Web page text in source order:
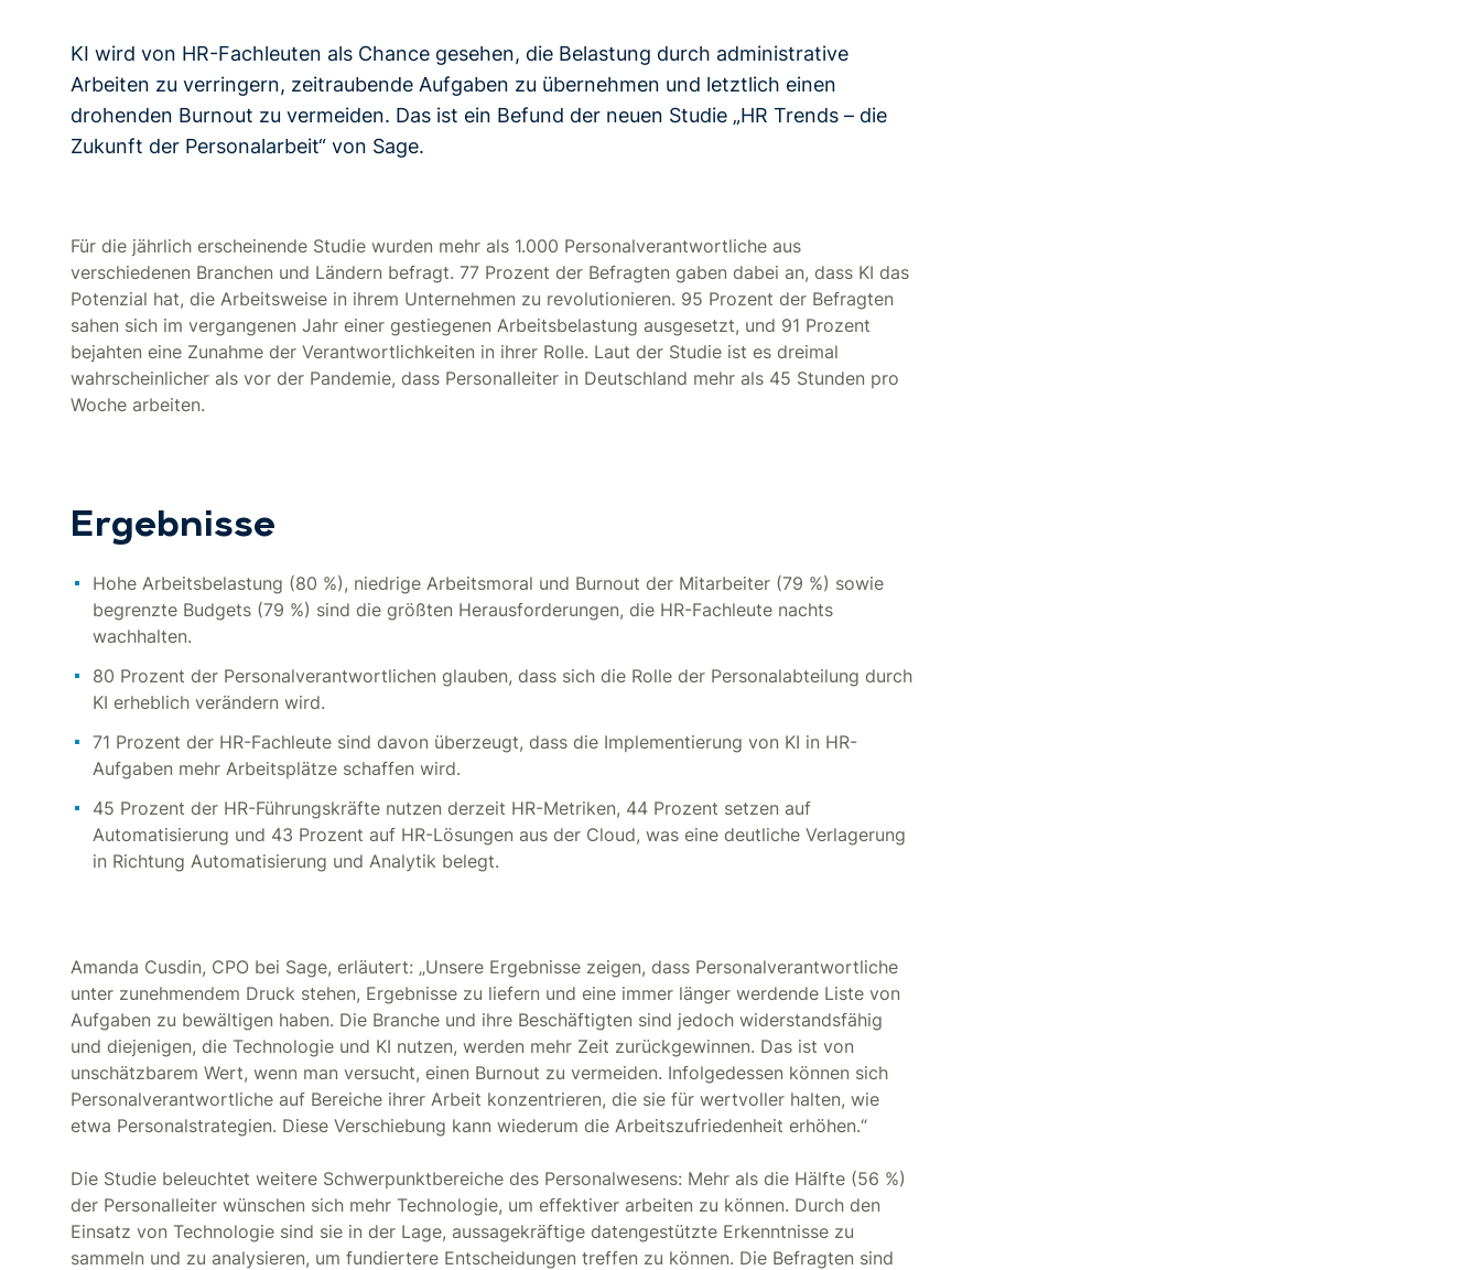
KI wird von HR-Fachleuten als Chance gesehen, die Belastung durch administrative
Arbeiten zu verringern, zeitraubende Aufgaben zu übernehmen und letztlich einen
drohenden Burnout zu vermeiden. Das ist ein Befund der neuen Studie „HR Trends – die
Zukunft der Personalarbeit“ von Sage.
Für die jährlich erscheinende Studie wurden mehr als 1.000 Personalverantwortliche aus
verschiedenen Branchen und Ländern befragt. 77 Prozent der Befragten gaben dabei an, dass KI das
Potenzial hat, die Arbeitsweise in ihrem Unternehmen zu revolutionieren. 95 Prozent der Befragten
sahen sich im vergangenen Jahr einer gestiegenen Arbeitsbelastung ausgesetzt, und 91 Prozent
bejahten eine Zunahme der Verantwortlichkeiten in ihrer Rolle. Laut der Studie ist es dreimal
wahrscheinlicher als vor der Pandemie, dass Personalleiter in Deutschland mehr als 45 Stunden pro
Woche arbeiten.
Ergebnisse
Hohe Arbeitsbelastung (80 %), niedrige Arbeitsmoral und Burnout der Mitarbeiter (79 %) sowie
begrenzte Budgets (79 %) sind die größten Herausforderungen, die HR-Fachleute nachts
wachhalten.
80 Prozent der Personalverantwortlichen glauben, dass sich die Rolle der Personalabteilung durch
KI erheblich verändern wird.
71 Prozent der HR-Fachleute sind davon überzeugt, dass die Implementierung von KI in HR-
Aufgaben mehr Arbeitsplätze schaffen wird.
45 Prozent der HR-Führungskräfte nutzen derzeit HR-Metriken, 44 Prozent setzen auf
Automatisierung und 43 Prozent auf HR-Lösungen aus der Cloud, was eine deutliche Verlagerung
in Richtung Automatisierung und Analytik belegt.
Amanda Cusdin, CPO bei Sage, erläutert: „Unsere Ergebnisse zeigen, dass Personalverantwortliche
unter zunehmendem Druck stehen, Ergebnisse zu liefern und eine immer länger werdende Liste von
Aufgaben zu bewältigen haben. Die Branche und ihre Beschäftigten sind jedoch widerstandsfähig
und diejenigen, die Technologie und KI nutzen, werden mehr Zeit zurückgewinnen. Das ist von
unschätzbarem Wert, wenn man versucht, einen Burnout zu vermeiden. Infolgedessen können sich
Personalverantwortliche auf Bereiche ihrer Arbeit konzentrieren, die sie für wertvoller halten, wie
etwa Personalstrategien. Diese Verschiebung kann wiederum die Arbeitszufriedenheit erhöhen.“
Die Studie beleuchtet weitere Schwerpunktbereiche des Personalwesens: Mehr als die Hälfte (56 %)
der Personalleiter wünschen sich mehr Technologie, um effektiver arbeiten zu können. Durch den
Einsatz von Technologie sind sie in der Lage, aussagekräftige datengestützte Erkenntnisse zu
sammeln und zu analysieren, um fundiertere Entscheidungen treffen zu können. Die Befragten sind